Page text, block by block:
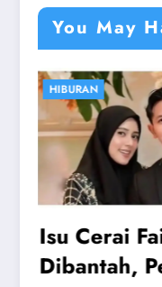
You May
OLAHRAGA
AEK
Rayo